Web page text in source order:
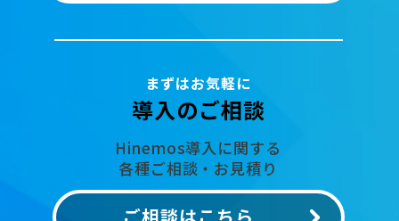
まずはお気軽に
導入のご相談
Hinemos導入に関する
各種ご相談・お見積り